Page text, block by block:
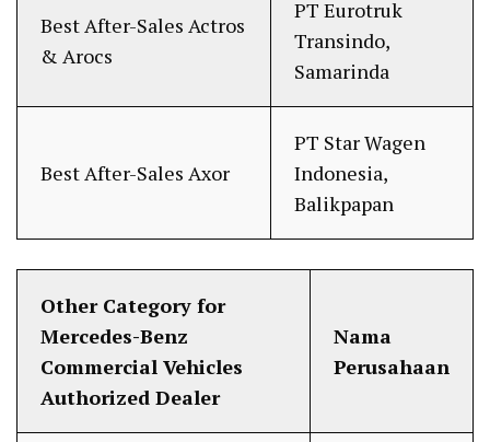
Best After-Sales Actros
& Arocs
PT Eurotruk
Transindo,
Samarinda
Best After-Sales Axor
PT Star Wagen
Indonesia,
Balikpapan
Other Category for
Mercedes-Benz
Commercial Vehicles
Authorized Dealer
Nama
Perusahaan